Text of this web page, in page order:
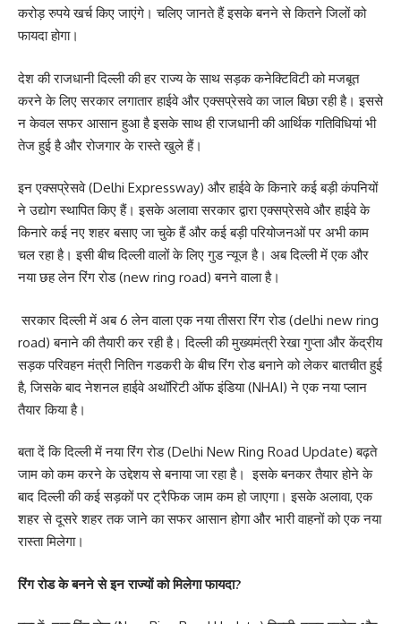
करोड़ रुपये खर्च किए जाएंगे। चलिए जानते हैं इसके बनने से कितने जिलों को
फायदा होगा।
देश की राजधानी दिल्ली की हर राज्य के साथ सड़क कनेक्टिविटी को मजबूत
करने के लिए सरकार लगातार हाईवे और एक्सप्रेसवे का जाल बिछा रही है। इससे
न केवल सफर आसान हुआ है इसके साथ ही राजधानी की आर्थिक गतिविधियां भी
तेज हुई है और रोजगार के रास्ते खुले हैं।
इन एक्सप्रेसवे (Delhi Expressway) और हाईवे के किनारे कई बड़ी कंपनियों
ने उद्योग स्थापित किए हैं। इसके अलावा सरकार द्वारा एक्सप्रेसवे और हाईवे के
किनारे कई नए शहर बसाए जा चुके हैं और कई बड़ी परियोजनओं पर अभी काम
चल रहा है। इसी बीच दिल्ली वालों के लिए गुड न्यूज है। अब दिल्ली में एक और
नया छह लेन रिंग रोड (new ring road) बनने वाला है।
सरकार दिल्ली में अब 6 लेन वाला एक नया तीसरा रिंग रोड (delhi new ring
road) बनाने की तैयारी कर रही है। दिल्ली की मुख्यमंत्री रेखा गुप्ता और केंद्रीय
सड़क परिवहन मंत्री नितिन गडकरी के बीच रिंग रोड बनाने को लेकर बातचीत हुई
है, जिसके बाद नेशनल हाईवे अथॉरिटी ऑफ इंडिया (NHAI) ने एक नया प्लान
तैयार किया है।
बता दें कि दिल्ली में नया रिंग रोड (Delhi New Ring Road Update) बढ़ते
जाम को कम करने के उद्देशय से बनाया जा रहा है। इसके बनकर तैयार होने के
बाद दिल्ली की कई सड़कों पर ट्रैफिक जाम कम हो जाएगा। इसके अलावा, एक
शहर से दूसरे शहर तक जाने का सफर आसान होगा और भारी वाहनों को एक नया
रास्ता मिलेगा।
रिंग रोड के बनने से इन राज्यों को मिलेगा फायदा?